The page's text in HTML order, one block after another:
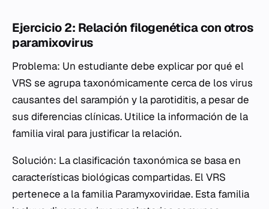
Ejercicio 2: Relación filogenética con otros
paramixovirus
Problema: Un estudiante debe explicar por qué el
VRS se agrupa taxonómicamente cerca de los virus
causantes del sarampión y la parotiditis, a pesar de
sus diferencias clínicas. Utilice la información de la
familia viral para justificar la relación.
Solución: La clasificación taxonómica se basa en
características biológicas compartidas. El VRS
pertenece a la familia Paramyxoviridae. Esta familia